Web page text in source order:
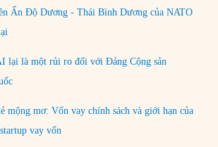
Ấn Độ Dương - Thái Bình Dương của NATO
lại là một rủi ro đối với Đảng Cộng sản
mộng mơ: Vốn vay chính sách và giới hạn của
vay vốn